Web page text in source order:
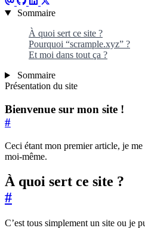
Sommaire
À quoi sert ce site ?
Pourquoi “scrample.xyz” ?
Et moi dans tout ça ?
Sommaire
Présentation du site
Bienvenue sur mon site !
#
Ceci étant mon premier article, je me
moi-même.
À quoi sert ce site ?
#
C’est tous simplement un site ou je